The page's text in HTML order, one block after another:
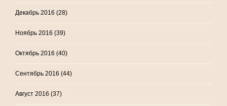
Декабрь 2016 (28)
Ноябрь 2016 (39)
Октябрь 2016 (40)
Сентябрь 2016 (44)
Август 2016 (37)